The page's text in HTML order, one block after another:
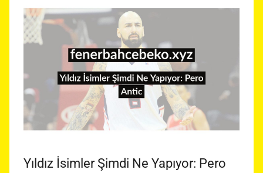
Yıldız İsimler Şimdi Ne Yapıyor: Pero